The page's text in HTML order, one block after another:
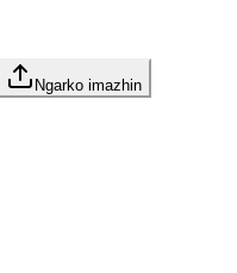
Ngarko imazhin